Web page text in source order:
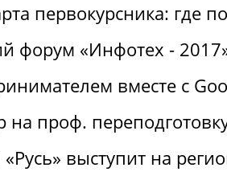
первокурсника: где
форум «Инфотех -
вместе с
на проф.
выступит на